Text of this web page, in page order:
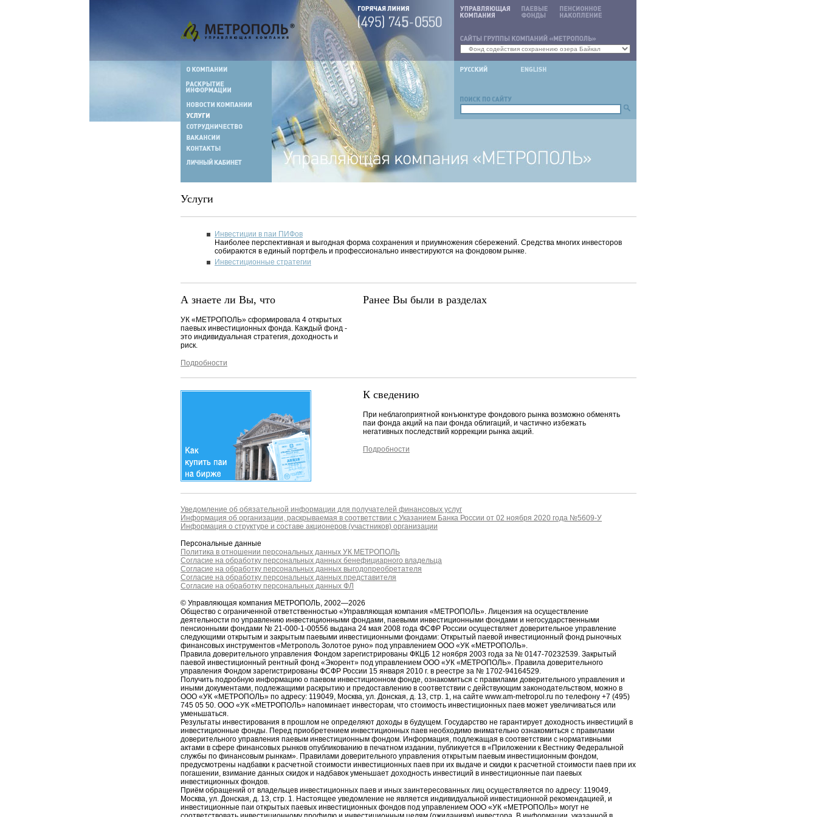
Услуги
Инвестиции в паи ПИФов
Наиболее перспективная и выгодная форма сохранения и приумножения сбережений. Средства многих инвесторов
собираются в единый портфель и профессионально инвестируются на фондовом рынке.
Инвестиционные стратегии
А знаете ли Вы, что
УК «МЕТРОПОЛЬ» сформировала 4 открытых
паевых инвестиционных фонда. Каждый фонд -
это индивидуальная стратегия, доходность и
риск.
Подробности
Ранее Вы были в разделах
К сведению
При неблагоприятной конъюнктуре фондового рынка возможно обменять
паи фонда акций на паи фонда облигаций, и частично избежать
негативных последствий коррекции рынка акций.
Подробности
Уведомление об обязательной информации для получателей финансовых услуг
Информация об организации, раскрываемая в соответствии с Указанием Банка России от 02 ноября 2020 года №5609-У
Информация о структуре и составе акционеров (участников) организации
Персональные данные
Политика в отношении персональных данных УК МЕТРОПОЛЬ
Согласие на обработку персональных данных бенефициарного владельца
Согласие на обработку персональных данных выгодопреобретателя
Согласие на обработку персональных данных представителя
Согласие на обработку персональных данных ФЛ
© Управляющая компания МЕТРОПОЛЬ, 2002—2026
Общество с ограниченной ответственностью «Управляющая компания «МЕТРОПОЛЬ». Лицензия на осуществление
деятельности по управлению инвестиционными фондами, паевыми инвестиционными фондами и негосударственными
пенсионными фондами № 21-000-1-00556 выдана 24 мая 2008 года ФСФР России осуществляет доверительное управление
следующими открытым и закрытым паевыми инвестиционными фондами: Открытый паевой инвестиционный фонд рыночных
финансовых инструментов «Метрополь Золотое руно» под управлением ООО «УК «МЕТРОПОЛЬ».
Правила доверительного управления Фондом зарегистрированы ФКЦБ 12 ноября 2003 года за № 0147-70232539. Закрытый
паевой инвестиционный рентный фонд «Экорент» под управлением ООО «УК «МЕТРОПОЛЬ». Правила доверительного
управления Фондом зарегистрированы ФСФР России 15 января 2010 г. в реестре за № 1702-94164529.
Получить подробную информацию о паевом инвестиционном фонде, ознакомиться с правилами доверительного управления и
иными документами, подлежащими раскрытию и предоставлению в соответствии с действующим законодательством, можно в
ООО «УК «МЕТРОПОЛЬ» по адресу: 119049, Москва, ул. Донская, д. 13, стр. 1, на сайте www.am-metropol.ru по телефону +7 (495)
745 05 50. ООО «УК «МЕТРОПОЛЬ» напоминает инвесторам, что стоимость инвестиционных паев может увеличиваться или
уменьшаться.
Результаты инвестирования в прошлом не определяют доходы в будущем. Государство не гарантирует доходность инвестиций в
инвестиционные фонды. Перед приобретением инвестиционных паев необходимо внимательно ознакомиться с правилами
доверительного управления паевым инвестиционным фондом. Информация, подлежащая в соответствии с нормативными
актами в сфере финансовых рынков опубликованию в печатном издании, публикуется в «Приложении к Вестнику Федеральной
службы по финансовым рынкам». Правилами доверительного управления открытым паевым инвестиционным фондом,
предусмотрены надбавки к расчетной стоимости инвестиционных паев при их выдаче и скидки к расчетной стоимости паев при их
погашении, взимание данных скидок и надбавок уменьшает доходность инвестиций в инвестиционные паи паевых
инвестиционных фондов.
Приём обращений от владельцев инвестиционных паев и иных заинтересованных лиц осуществляется по адресу: 119049,
Москва, ул. Донская, д. 13, стр. 1. Настоящее уведомление не является индивидуальной инвестиционной рекомендацией, и
инвестиционные паи открытых паевых инвестиционных фондов под управлением ООО «УК «МЕТРОПОЛЬ» могут не